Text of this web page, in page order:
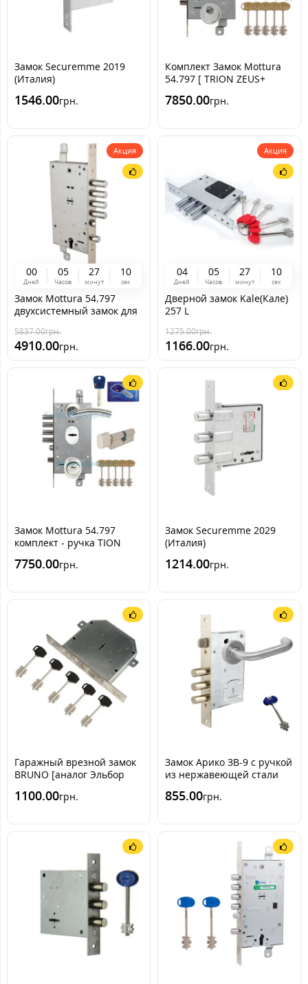
Замок Securemme 2019
(Италия)
1546.00грн.
Комплект Замок Mottura
54.797 [ TRION ZEUS+
7850.00грн.
Акция
00
Дней
05
Часов
27
минут
09
сек
Замок Mottura 54.797
двухсистемный замок для
5837.00грн.
4910.00грн.
Акция
04
Дней
05
Часов
27
минут
09
сек
Дверной замок Kale(Кале)
257 L
1275.00грн.
1166.00грн.
Замок Mottura 54.797
комплект - ручка TION
RBLOCK (Mul-T-Lock)
7750.00грн.
Замок Securemme 2029
(Италия)
1214.00грн.
Гаражный врезной замок
BRUNO [аналог Эльбор
1100.00грн.
Замок Арико ЗВ-9 с ручкой
из нержавеющей стали
855.00грн.